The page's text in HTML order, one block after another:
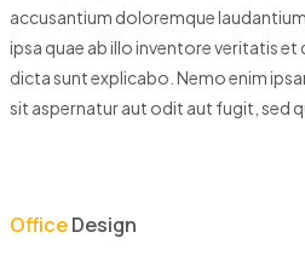
accusantium doloremque
ipsa quae ab illo inventore veritatis
dicta sunt explicabo. Nemo enim
sit aspernatur aut odit aut fugit, sed
OfficeDesign